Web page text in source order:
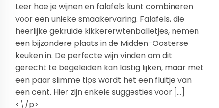
Leer hoe je wijnen en falafels kunt combineren
voor een unieke smaakervaring. Falafels, die
heerlijke gekruide kikkererwtenballetjes, nemen
een bijzondere plaats in de Midden-Oosterse
keuken in. De perfecte wijn vinden om dit
gerecht te begeleiden kan lastig lijken, maar met
een paar slimme tips wordt het een fluitje van
een cent. Hier zijn enkele suggesties voor […]
<\/p>